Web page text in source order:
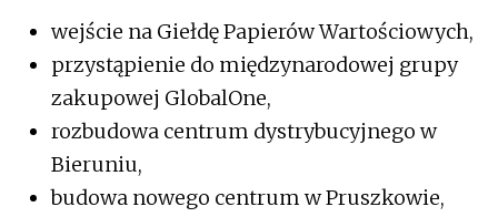
wejście na Giełdę Papierów Wartościowych,
przystąpienie do międzynarodowej grupy
zakupowej GlobalOne,
rozbudowa centrum dystrybucyjnego w
Bieruniu,
budowa nowego centrum w Pruszkowie,